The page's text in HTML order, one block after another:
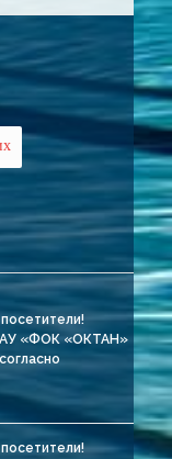
«ФОК «ОКТАН»